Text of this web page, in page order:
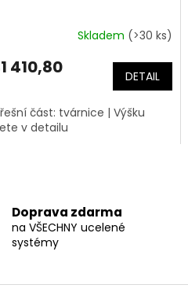
R
M
A
Skladem (>30 ks)
410,80 DETAIL
část: tvárnice | Výšku
v detailu
Doprava zdarma
na VŠECHNY ucelené
systémy